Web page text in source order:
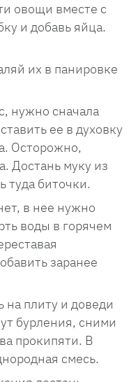
овощи вместе с
и добавь яйца.
их в панировке
нужно сначала
ее в духовку
Осторожно,
Достань муку из
туда биточки.
в нее нужно
воды в горячем
заранее
на плиту и доведи
бурления, сними
прокипяти. В
смесь.